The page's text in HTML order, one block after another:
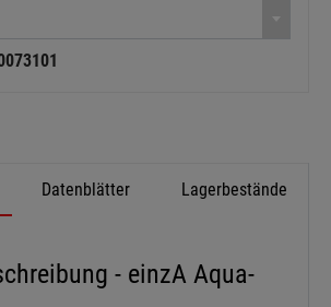
Datenblätter Lagerbestände
- einzA Aqua-